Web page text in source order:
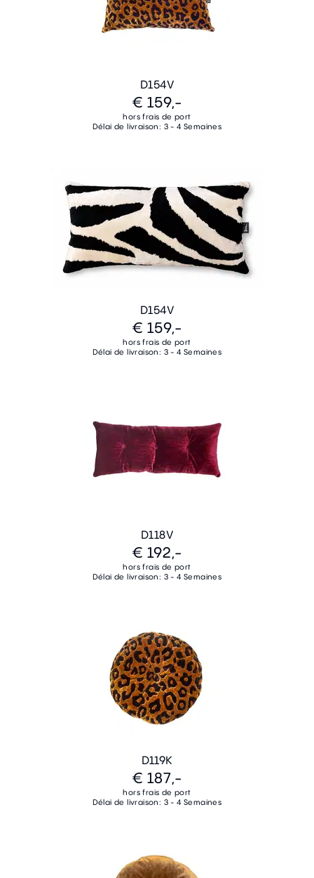
D154V
€ 159,-
hors frais de port
Délai de livraison: 3 - 4 Semaines
D154V
€ 159,-
hors frais de port
Délai de livraison: 3 - 4 Semaines
D118V
€ 192,-
hors frais de port
Délai de livraison: 3 - 4 Semaines
D119K
€ 187,-
hors frais de port
Délai de livraison: 3 - 4 Semaines